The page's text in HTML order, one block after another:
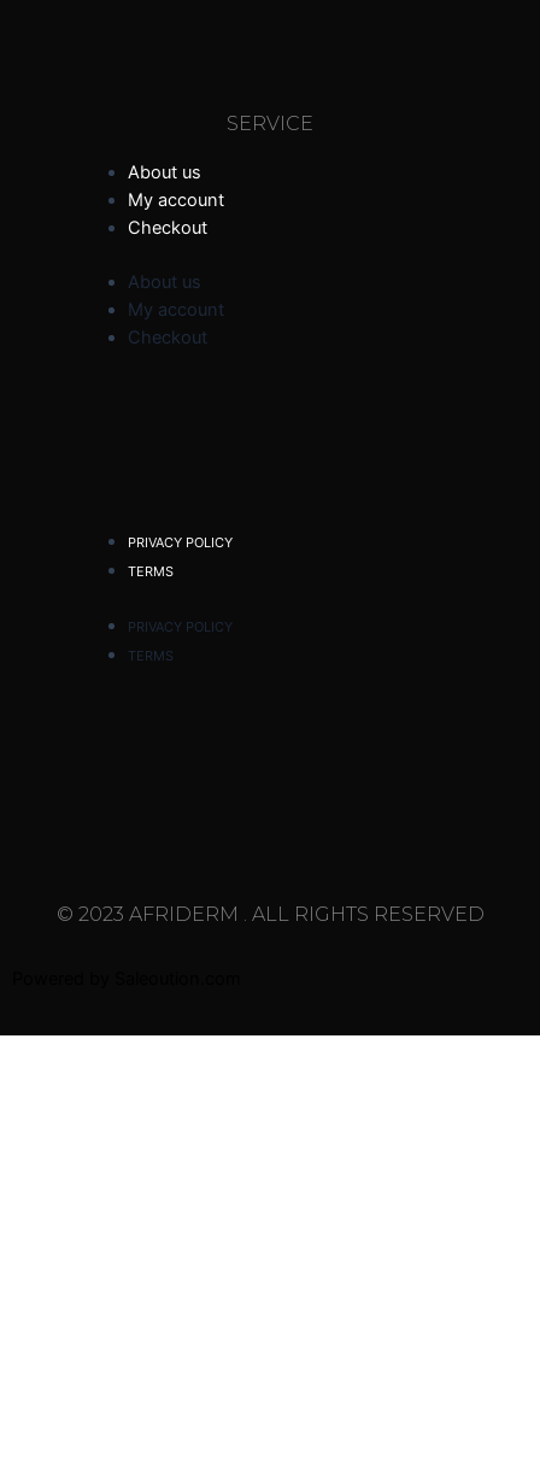
SERVICE
About us
My account
Checkout
About us
My account
Checkout
PRIVACY POLICY
TERMS
PRIVACY POLICY
TERMS
© 2023 AFRIDERM . ALL RIGHTS RESERVED